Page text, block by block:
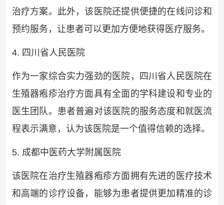
治疗方案。此外，该医院还提供便捷的在线问诊和
预约服务，让患者可以更加方便地获得医疗服务。
4. 四川省人民医院
作为一家综合实力强劲的医院，四川省人民医院在
生殖器疱疹治疗方面具有全面的学科建设和专业的
医生团队。患者普遍对该医院的服务态度和就医流
程表示满意，认为该医院是一个值得信赖的选择。
5. 成都中医药大学附属医院
该医院在治疗生殖器疱疹方面拥有先进的医疗技术
和高端的诊疗设备，能够为患者提供更加精准的诊